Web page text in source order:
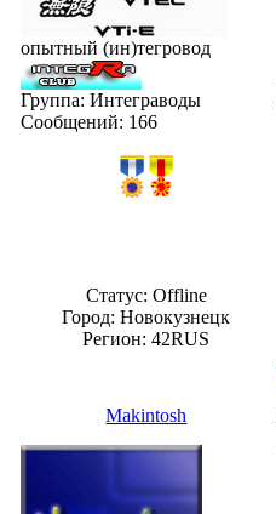
опытный (ин)тегровод
Группа: Интеграводы
Сообщений: 166
Статус: Offline
Город: Новокузнецк
Регион: 42RUS
Makintosh